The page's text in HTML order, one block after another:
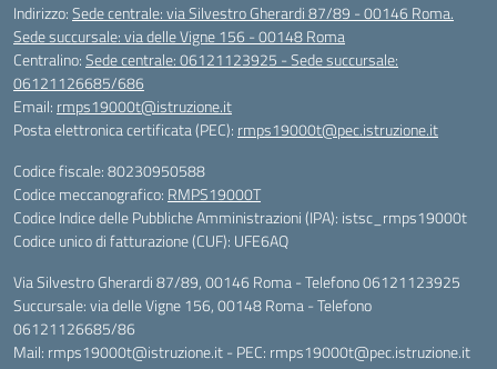
Indirizzo:Sede centrale: via Silvestro Gherardi 87/89 - 00146 Roma.
Sede succursale: via delle Vigne 156 - 00148 Roma
Centralino:Sede centrale: 06121123925 - Sede succursale:
06121126685/686
Email: rmps19000t@istruzione.it
Posta elettronica certificata (PEC): rmps19000t@pec.istruzione.it
Codice fiscale: 80230950588
Codice meccanografico: RMPS19000T
Codice Indice delle Pubbliche Amministrazioni (IPA): istsc_rmps19000t
Codice unico di fatturazione (CUF): UFE6AQ
Via Silvestro Gherardi 87/89, 00146 Roma - Telefono 06121123925
Succursale: via delle Vigne 156, 00148 Roma - Telefono
06121126685/86
Mail: rmps19000t@istruzione.it - PEC: rmps19000t@pec.istruzione.it